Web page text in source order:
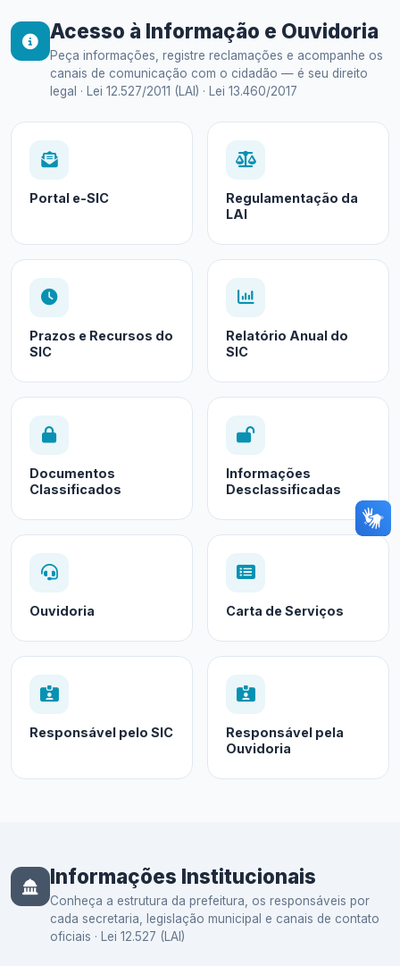
Acesso à Informação e Ouvidoria
Peça informações, registre reclamações e acompanhe os
canais de comunicação com o cidadão — é seu direito
legal · Lei 12.527/2011 (LAI) · Lei 13.460/2017
Portal e-SIC
Regulamentação da
LAI
Prazos e Recursos do
SIC
Relatório Anual do
SIC
Documentos
Classificados
Informações
Desclassificadas
Ouvidoria Carta de Serviços
Responsável pelo SIC
Responsável pela
Ouvidoria
Informações Institucionais
Conheça a estrutura da prefeitura, os responsáveis por
cada secretaria, legislação municipal e canais de contato
oficiais · Lei 12.527 (LAI)